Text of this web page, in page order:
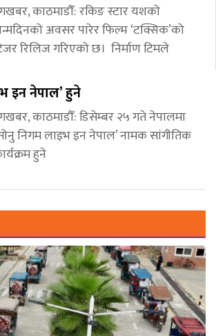
काठमाडौँ: रकिङ स्टार यशको
अवसर पारेर फिल्म ‘टक्सिक’को
रिलिज गरिएको छ। निर्माण टिमले
इन नेपाल’ हुने
काठमाडौँ: डिसेम्बर २५ गते नेपालमा
निगम लाइभ इन नेपाल’ नामक सांगीतिक
हुने